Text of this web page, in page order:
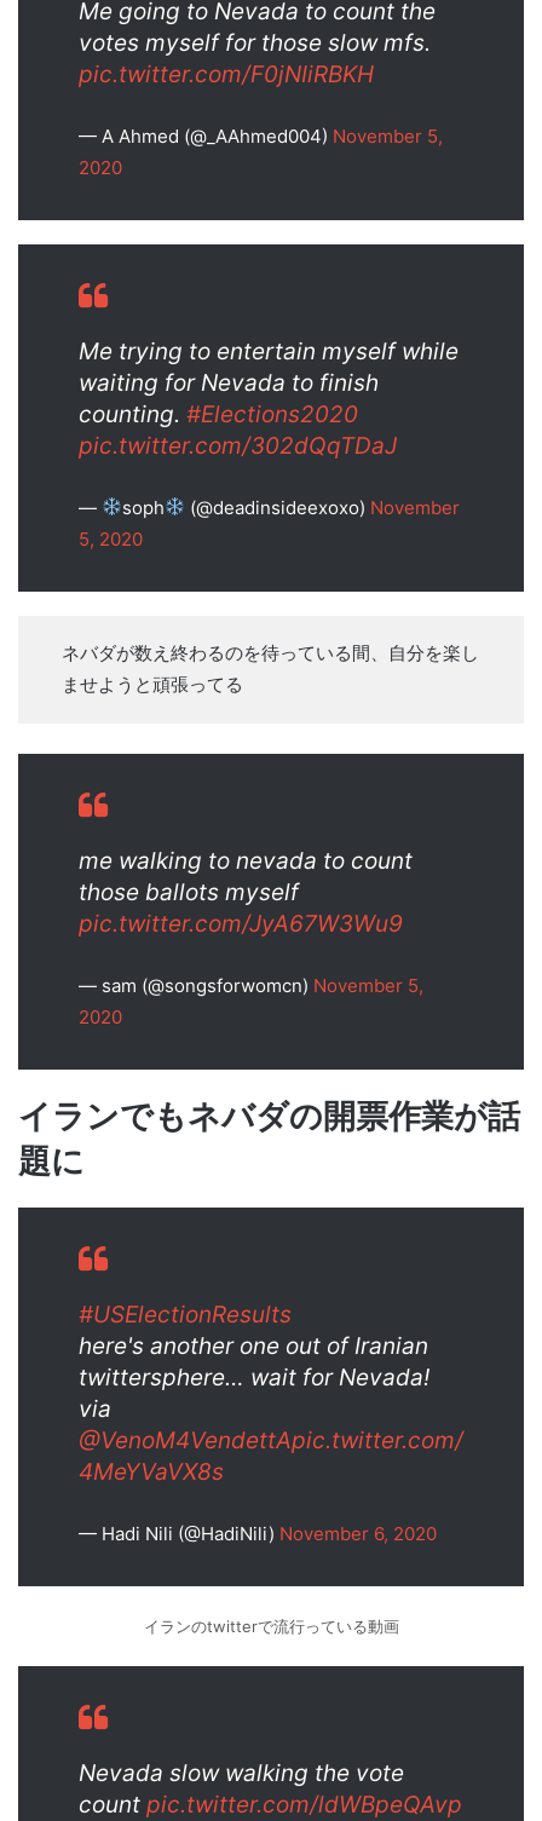
Me going to Nevada to count the
votes myself for those slow mfs.
pic.twitter.com/F0jNIiRBKH
— A Ahmed (@_AAhmed004) November 5,
2020
Me trying to entertain myself while
waiting for Nevada to finish
counting. #Elections2020
pic.twitter.com/302dQqTDaJ
— soph (@deadinsideexoxo) November
5, 2020
ネバダが数え終わるのを待っている間、自分を楽し
ませようと頑張ってる
me walking to nevada to count
those ballots myself
pic.twitter.com/JyA67W3Wu9
— sam (@songsforwomcn) November 5,
2020
イランでもネバダの開票作業が話
題に
#USElectionResults
here's another one out of Iranian
twittersphere… wait for Nevada!
via
@VenoM4VendettApic.twitter.com/
4MeYVaVX8s
— Hadi Nili (@HadiNili) November 6, 2020
イランのtwitterで流行っている動画
Nevada slow walking the vote
count pic.twitter.com/ldWBpeQAvp